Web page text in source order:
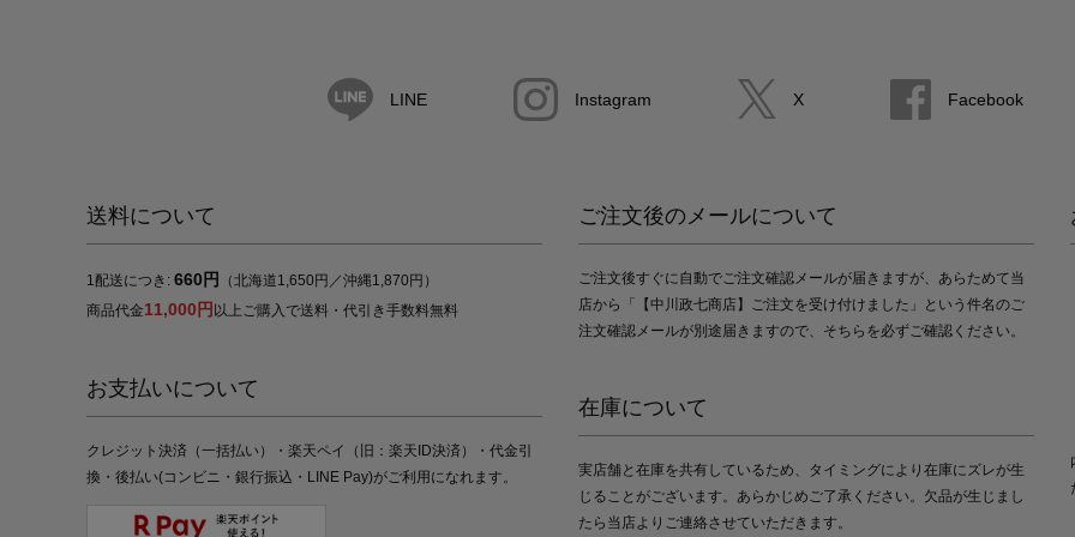
LINE Instagram X Facebook
送料について
1配送につき: 660円
（北海道1,650円／沖縄1,870円）
商品代金11,000円 以上ご購入で送料・代引き手数料無料
お支払いについて
クレジット決済（一括払い）・楽天ペイ（旧：楽天ID決済）・代金引
換・後払い(コンビニ・銀行振込・LINE Pay)がご利用になれます。
ご注文後のメールについて
ご注文後すぐに自動でご注文確認メールが届きますが、あらためて当
店から「【中川政七商店】ご注文を受け付けました」という件名のご
注文確認メールが別途届きますので、そちらを必ずご確認ください。
在庫について
実店舗と在庫を共有しているため、タイミングにより在庫にズレが生
じることがございます。あらかじめご了承ください。欠品が生じまし
たら当店よりご連絡させていただきます。